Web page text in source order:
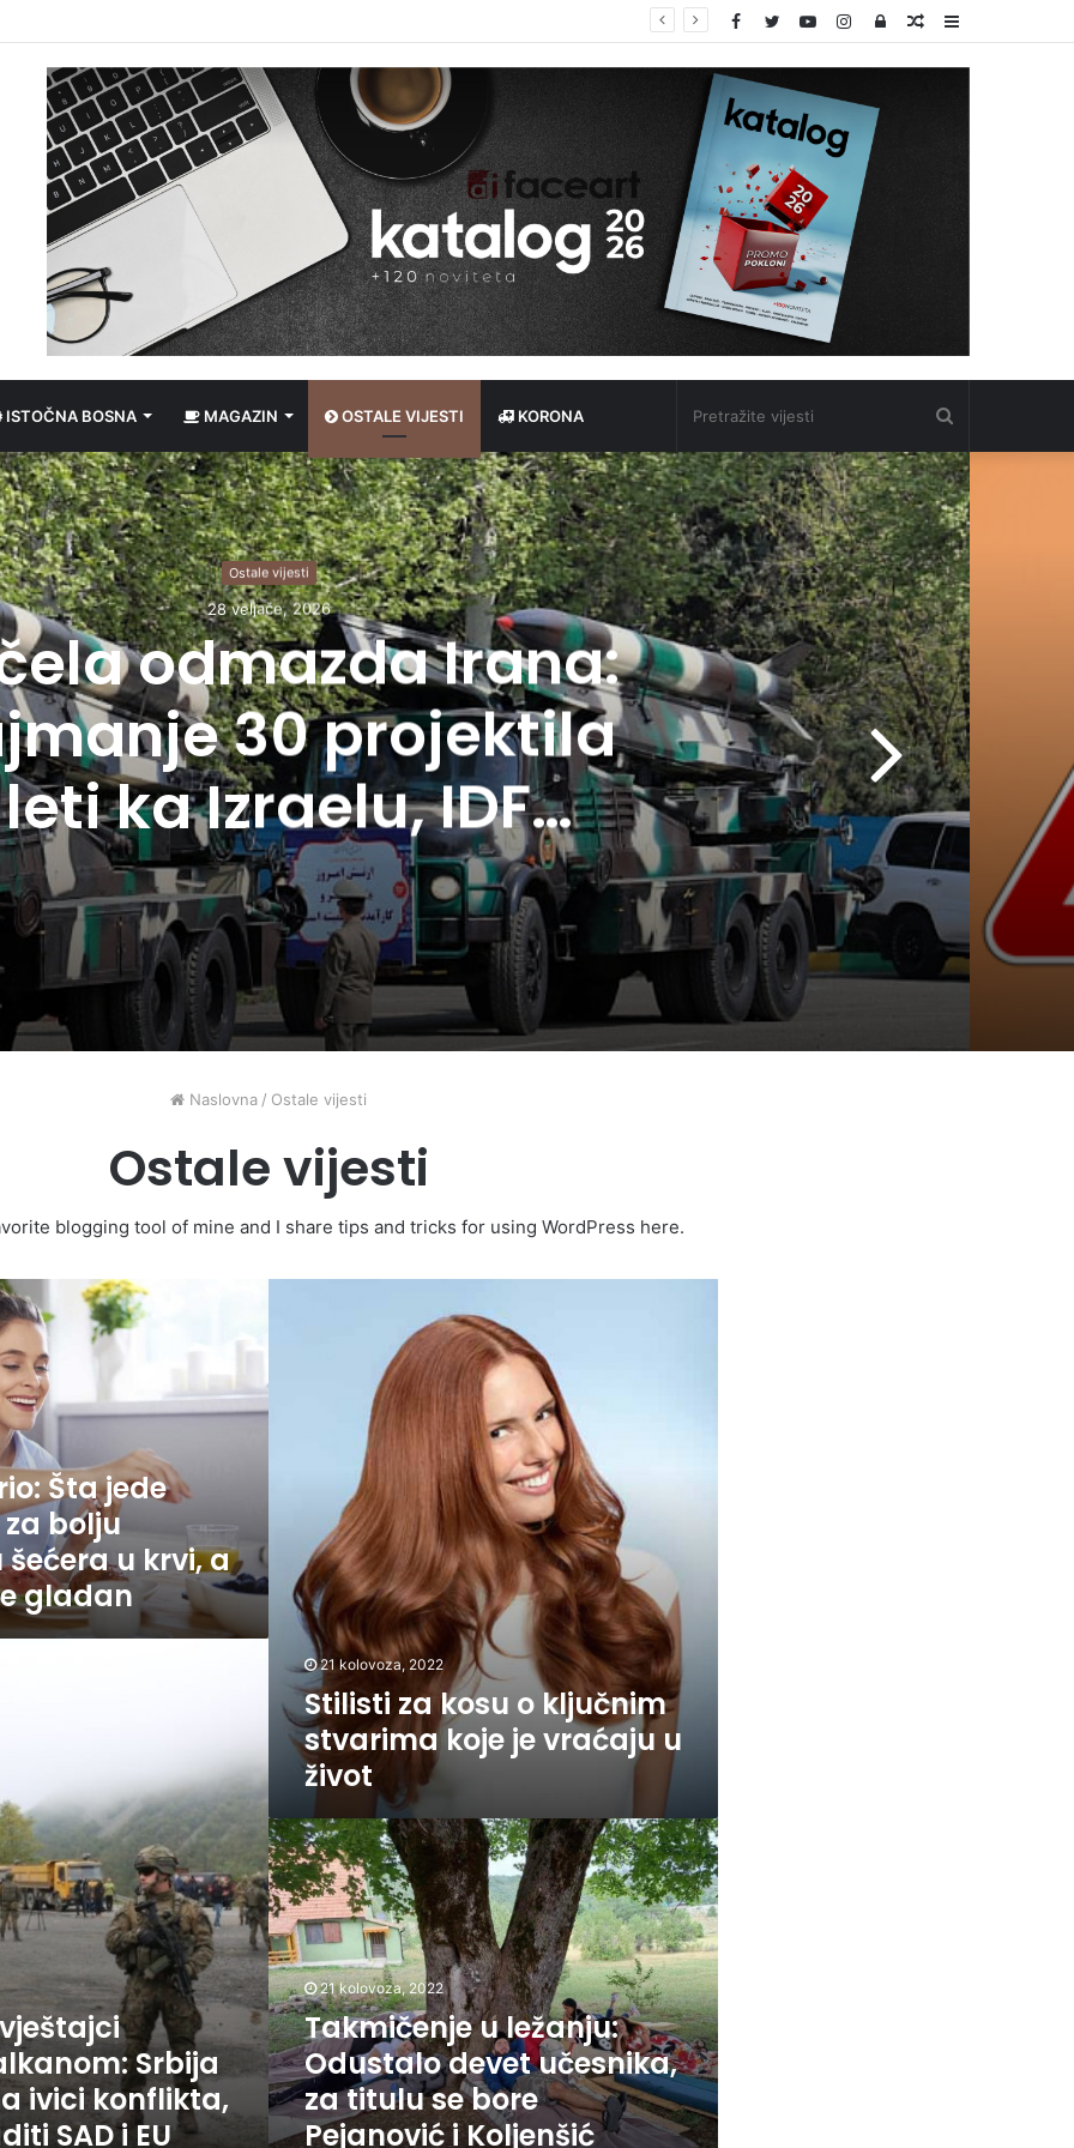
ženu na bh. granici, nastavio put prema Njemačkoj bez nje Sidebar
Random
Log
Instagram
YouTube
Twitter
Facebook
ISTOČNA BOSNA MAGAZIN OSTALE VIJESTI KORONA
vijesti
Ostale vijesti
28 veljače, 2026
odmazda Irana:
30 projektila
leti ka Izraelu, IDF
da odbrana nije
hermetička
Naslovna / Ostale vijesti
Ostale vijesti
blogging tool of mine and I share tips and tricks for using WordPress here.
Šta jede
bolju
u krvi, a
gladan
ključnim
stvarima
21 kolovoza, 2022
Stilisti za kosu o ključnim
stvarima koje je vraćaju u
život
Srbija
ivici konflikta,
SAD i EU
Takmičenje
u
ležanju:
Odustalo
devet
učesnika,
za
titulu
se
bore
Pejanović
i
Koljenšić
21 kolovoza, 2022
Takmičenje u ležanju:
Odustalo devet učesnika,
za titulu se bore
Pejanović i Koljenšić